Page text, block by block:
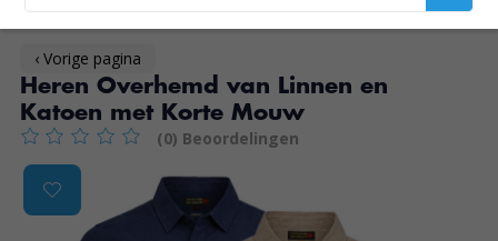
‹ Vorige pagina
Heren Overhemd van Linnen en
Katoen met Korte Mouw
De beoordeling van dit product is0van de 5
(0) Beoordelingen
Product image slideshow Items